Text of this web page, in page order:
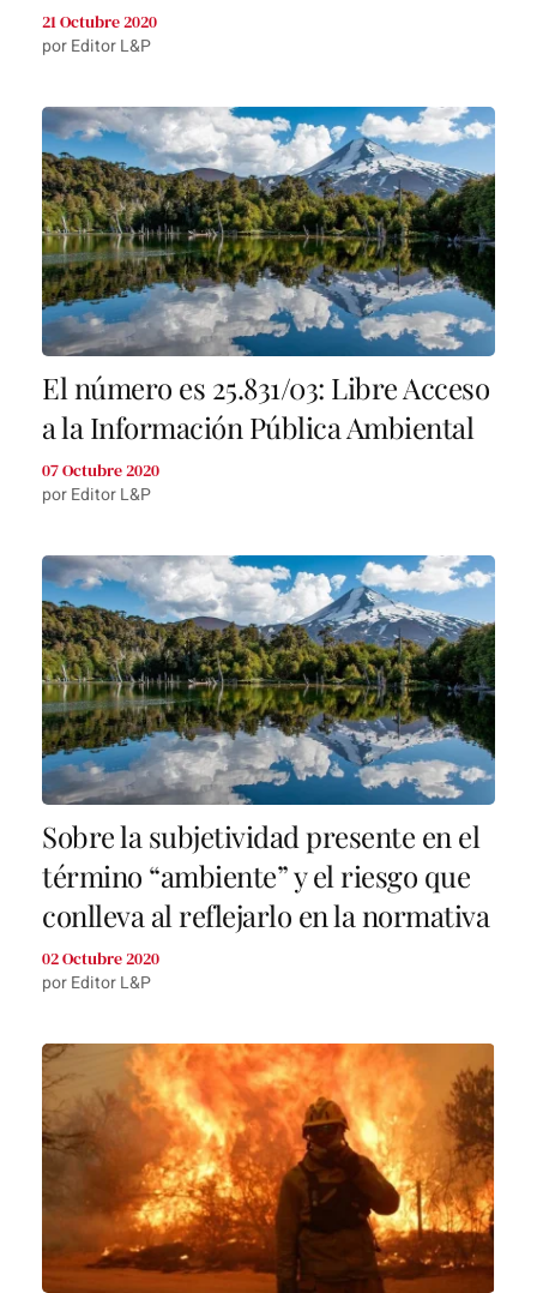
21 Octubre 2020
por Editor L&P
El número es 25.831/03: Libre Acceso
a la Información Pública Ambiental
07 Octubre 2020
por Editor L&P
Sobre la subjetividad presente en el
término “ambiente” y el riesgo que
conlleva al reflejarlo en la normativa
02 Octubre 2020
por Editor L&P